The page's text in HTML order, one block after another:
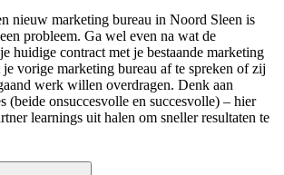
nieuw marketing bureau in Noord Sleen is
probleem. Ga wel even na wat de
huidige contract met je bestaande marketing
je vorige marketing bureau af te spreken of zij
werk willen overdragen. Denk aan
(beide onsuccesvolle en succesvolle) – hier
learnings uit halen om sneller resultaten te